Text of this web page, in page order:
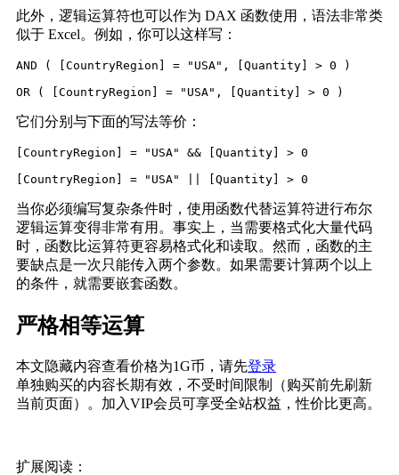
此外，逻辑运算符也可以作为 DAX 函数使用，语法非常类
似于 Excel。例如，你可以这样写：
AND ( [CountryRegion] = "USA", [Quantity] > 0 )
OR ( [CountryRegion] = "USA", [Quantity] > 0 )
它们分别与下面的写法等价：
[CountryRegion] = "USA" && [Quantity] > 0
[CountryRegion] = "USA" || [Quantity] > 0
当你必须编写复杂条件时，使用函数代替运算符进行布尔
逻辑运算变得非常有用。事实上，当需要格式化大量代码
时，函数比运算符更容易格式化和读取。然而，函数的主
要缺点是一次只能传入两个参数。如果需要计算两个以上
的条件，就需要嵌套函数。
严格相等运算
本文隐藏内容查看价格为1G币，请先登录
单独购买的内容长期有效，不受时间限制（购买前先刷新
当前页面）。加入VIP会员可享受全站权益，性价比更高。
扩展阅读：